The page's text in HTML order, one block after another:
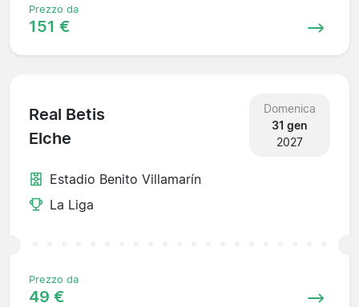
Prezzo da
151 €
Real Betis
Elche
Domenica
31 gen
2027
Estadio Benito Villamarín
La Liga
Prezzo da
49 €